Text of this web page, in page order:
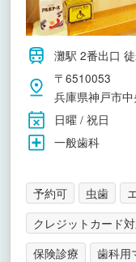
灘駅 2番出口
〒6510053
兵庫県神戸市
日曜 / 祝日
一般歯科
予約可 虫歯
クレジットカード
保険診療
歯科用